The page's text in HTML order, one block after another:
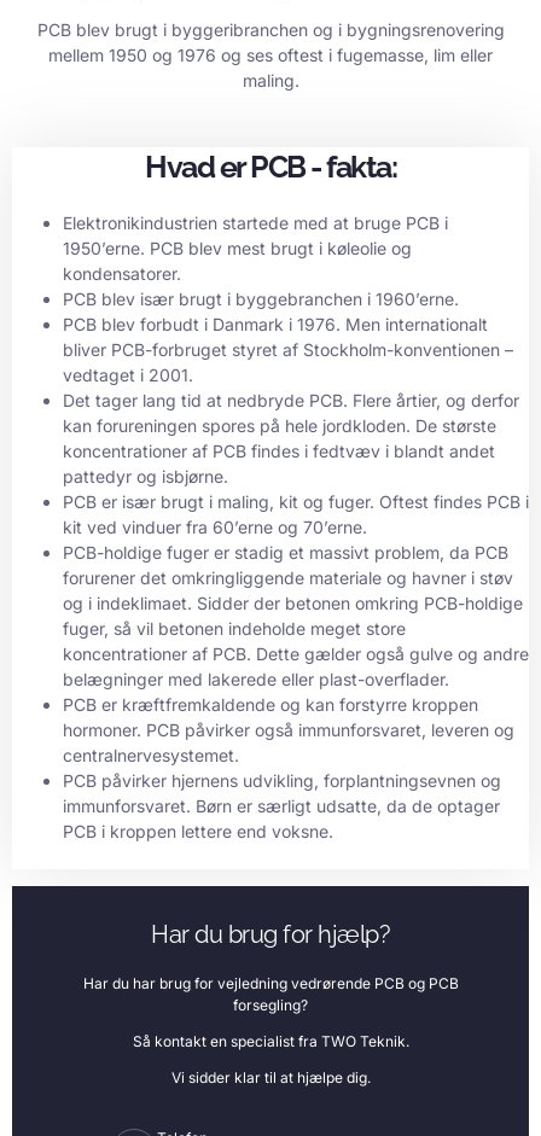
PCB blev brugt i byggeribranchen og i bygningsrenovering
mellem 1950 og 1976 og ses oftest i fugemasse, lim eller
maling.
Hvad er PCB - fakta:
Elektronikindustrien startede med at bruge PCB i
1950’erne. PCB blev mest brugt i køleolie og
kondensatorer.
PCB blev især brugt i byggebranchen i 1960’erne.
PCB blev forbudt i Danmark i 1976. Men internationalt
bliver PCB-forbruget styret af Stockholm-konventionen –
vedtaget i 2001.
Det tager lang tid at nedbryde PCB. Flere årtier, og derfor
kan forureningen spores på hele jordkloden. De største
koncentrationer af PCB findes i fedtvæv i blandt andet
pattedyr og isbjørne.
PCB er især brugt i maling, kit og fuger. Oftest findes PCB i
kit ved vinduer fra 60’erne og 70’erne.
PCB-holdige fuger er stadig et massivt problem, da PCB
forurener det omkringliggende materiale og havner i støv
og i indeklimaet. Sidder der betonen omkring PCB-holdige
fuger, så vil betonen indeholde meget store
koncentrationer af PCB. Dette gælder også gulve og andre
belægninger med lakerede eller plast-overflader.
PCB er kræftfremkaldende og kan forstyrre kroppen
hormoner. PCB påvirker også immunforsvaret, leveren og
centralnervesystemet.
PCB påvirker hjernens udvikling, forplantningsevnen og
immunforsvaret. Børn er særligt udsatte, da de optager
PCB i kroppen lettere end voksne.
Har du brug for hjælp?
Har du har brug for vejledning vedrørende PCB og PCB
forsegling?
Så kontakt en specialist fra TWO Teknik.
Vi sidder klar til at hjælpe dig.